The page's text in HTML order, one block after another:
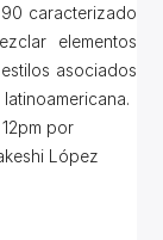
caracterizado
elementos
asociados
por
López